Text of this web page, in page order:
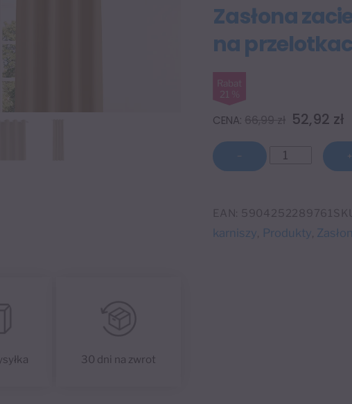
Zasłona
na
Rabat
21 %
wynosiła:
52,92 zł
−
ilość
140x270
cm
+
EAN: 5904252289761
karniszy, Produkty,
30 dni na zwrot